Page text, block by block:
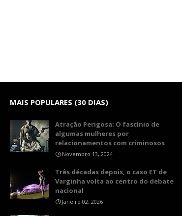
MAIS POPULARES (30 DIAS)
Atração Perigosa: O fascínio de
algumas mulheres por
relacionamentos com criminosos
Novembro 13, 2024
Três décadas depois, o caso ET de
Varginha volta ao centro do debate
nacional
Janeiro 02, 2026